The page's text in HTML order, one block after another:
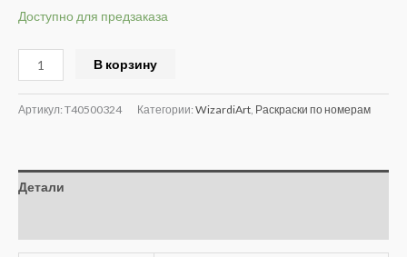
Доступно для предзаказа
В корзину
Артикул: T40500324 Категории: WizardiArt Раскраски по номерам
Детали